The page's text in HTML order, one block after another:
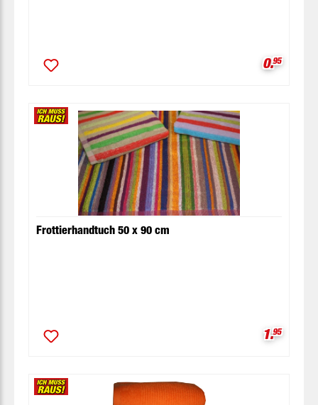
0.95
Frottierhandtuch 50 x 90 cm
1.95